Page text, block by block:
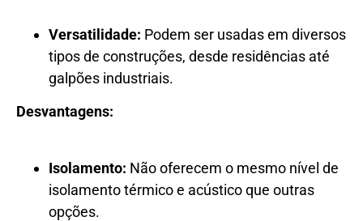
Versatilidade: Podem ser usadas em diversos
tipos de construções, desde residências até
galpões industriais.
Desvantagens:
Isolamento: Não oferecem o mesmo nível de
isolamento térmico e acústico que outras
opções.